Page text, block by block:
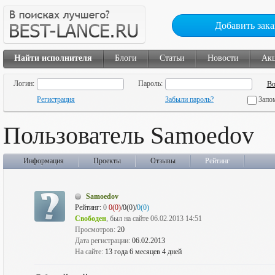
Добавить
Найти исполнителя Блоги Статьи Новости
Логин:
Пароль:
Регистрация
Забыли пароль?
Пользователь Samoedov
Информация Проекты Отзывы Рейтинг
Samoedov
Рейтинг: 0 0(0)/0(0)/0(0)
Свободен, был на сайте 06.02.2013 14:51
Просмотров: 20
Дата регистрации: 06.02.2013
На сайте: 13 года 6 месяцев 4 дней